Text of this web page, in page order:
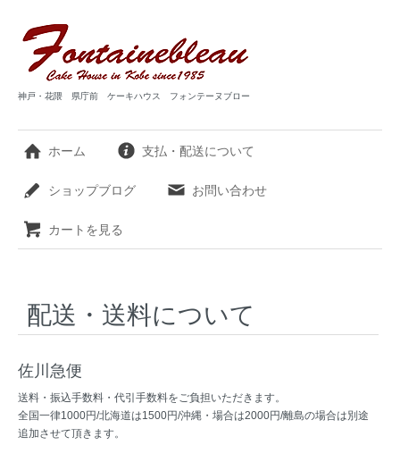
神戸・花隈 県庁前 ケーキハウス フォンテーヌブロー
ホーム 支払・配送について
ショップブログ お問い合わせ
カートを見る
配送・送料について
佐川急便
送料・振込手数料・代引手数料をご負担いただきます。
全国一律1000円/北海道は1500円/沖縄・場合は2000円/離島の場合は別途
追加させて頂きます。